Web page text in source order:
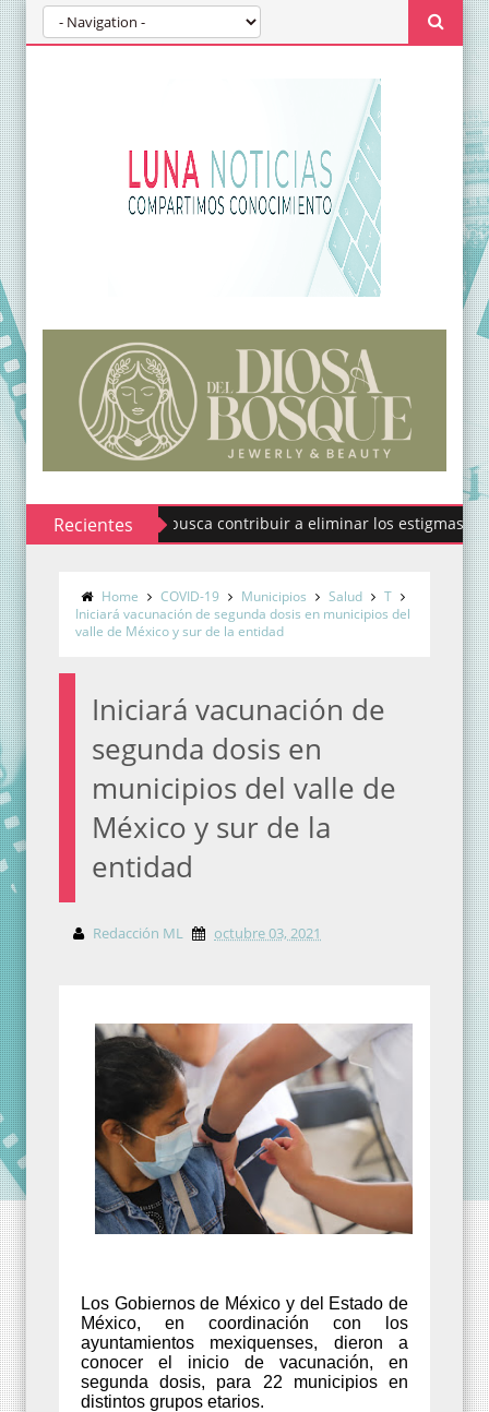
Recientes
Codhem busca contribuir a eliminar los estigmas y mitos
Home COVID-19 Municipios Salud
T
Iniciará vacunación de segunda dosis en municipios del
valle de México y sur de la entidad
Iniciará vacunación de
segunda dosis en
municipios del valle de
México y sur de la
entidad
Redacción ML octubre 03, 2021
Los Gobiernos de México y del Estado de
México, en coordinación con los
ayuntamientos mexiquenses, dieron a
conocer el inicio de vacunación, en
segunda dosis, para 22 municipios en
distintos grupos etarios.